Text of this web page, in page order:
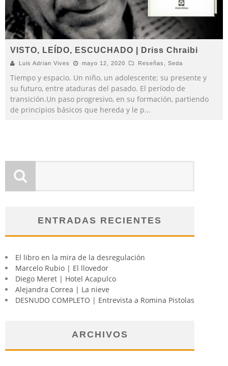
VISTO, LEÍDO, ESCUCHADO | Driss Chraibi
Luis Adrian Vives mayo 12, 2020 Reseñas Seda
Tiempo y espacio. Un niño, un adolescente; su presente y
su futuro, entre ataduras del pasado. El período de
transición.Un paso progresivo, en su formación, partiendo
de principios básicos que hereda y le p...
ENTRADAS RECIENTES
El libro en la mira de la desregulación
Marcelo Rubio | El llovedor
Diego Meret | Hotel Acapulco
Alejandra Correa | La nieve
DESNUDO COMPLETO | Entrevista a Romina Pistolas
ARCHIVOS